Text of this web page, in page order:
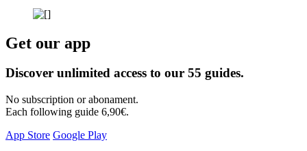
Get our app
Discover unlimited access to our 55 guides.
No subscription or abonament.
Each following guide 6,90€.
App Store Google Play